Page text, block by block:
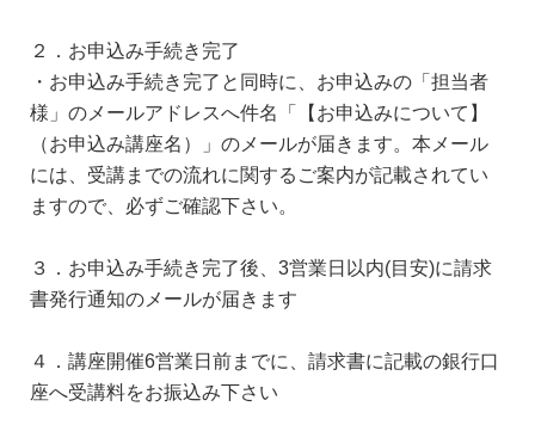
２．お申込み手続き完了
・お申込み手続き完了と同時に、お申込みの「担当者
様」のメールアドレスへ件名「【お申込みについて】
（お申込み講座名）」のメールが届きます。本メール
には、受講までの流れに関するご案内が記載されてい
ますので、必ずご確認下さい。
３．お申込み手続き完了後、3営業日以内(目安)に請求
書発行通知のメールが届きます
４．講座開催6営業日前までに、請求書に記載の銀行口
座へ受講料をお振込み下さい